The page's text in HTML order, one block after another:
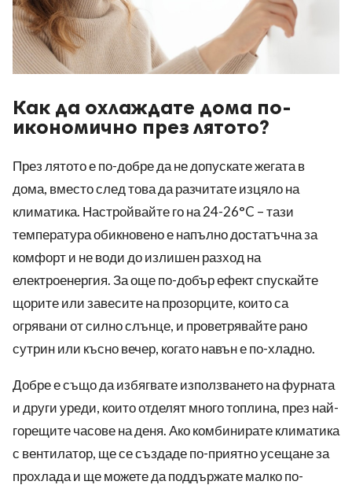
Как да охлаждате дома по-
икономично през лятото?
През лятото е по-добре да не допускате жегата в
дома, вместо след това да разчитате изцяло на
климатика. Настройвайте го на 24-26°C – тази
температура обикновено е напълно достатъчна за
комфорт и не води до излишен разход на
електроенергия. За още по-добър ефект спускайте
щорите или завесите на прозорците, които са
огрявани от силно слънце, и проветрявайте рано
сутрин или късно вечер, когато навън е по-хладно.
Добре е също да избягвате използването на фурната
и други уреди, които отделят много топлина, през най-
горещите часове на деня. Ако комбинирате климатика
с вентилатор, ще се създаде по-приятно усещане за
прохлада и ще можете да поддържате малко по-